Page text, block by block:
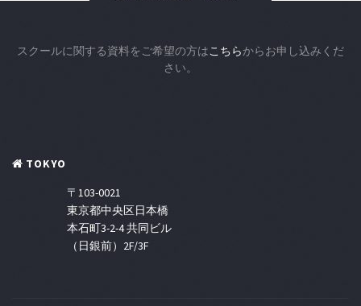
スクールに関する資料をご希望の方はこちらからお申し込みくだ
さい。
TOKYO
〒103-0021
東京都中央区日本橋
本石町3-2-4 共同ビル
（日銀前）2F/3F